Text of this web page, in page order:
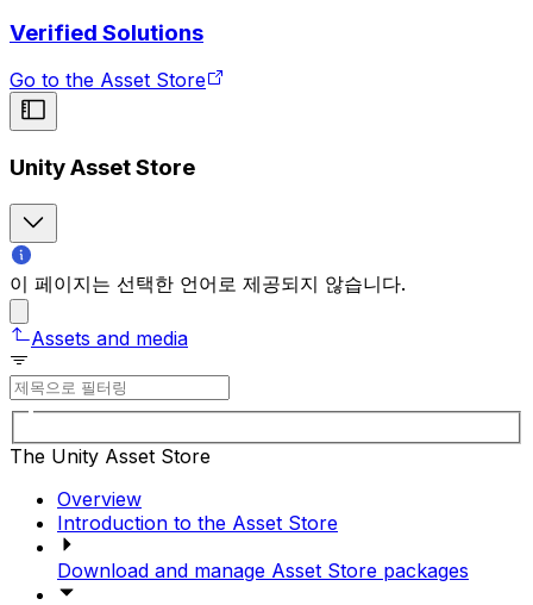
Verified Solutions
Go to the Asset Store
Unity Asset Store
이 페이지는 선택한 언어로 제공되지 않습니다.
Assets and media
The Unity Asset Store
Overview
Introduction to the Asset Store
Download and manage Asset Store packages